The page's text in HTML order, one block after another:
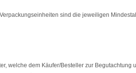
sind die jeweiligen
welche dem Käufer/Besteller zur